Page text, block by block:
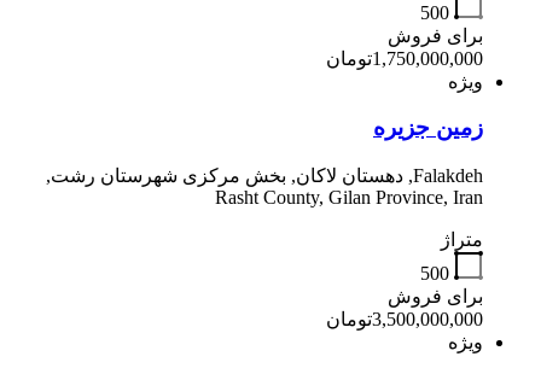
500
برای فروش
1,750,000,000تومان
ویژه
زمین جزیره
Falakdeh, دهستان لاکان, بخش مرکزی شهرستان رشت,
Rasht County, Gilan Province, Iran
متراژ
500
برای فروش
3,500,000,000تومان
ویژه